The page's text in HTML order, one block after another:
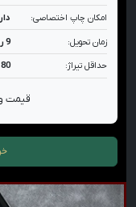
امکان چاپ اختصاصی:
زمان تحویل: 9 روز کاری
حداقل تیراژ: 80 عدد
قیمت